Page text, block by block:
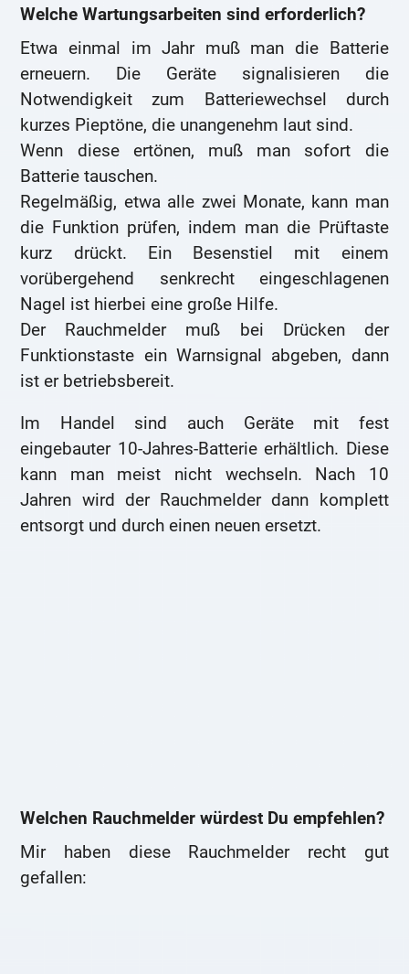
Welche Wartungsarbeiten sind erforderlich?
Etwa einmal im Jahr muß man die Batterie
erneuern. Die Geräte signalisieren die
Notwendigkeit zum Batteriewechsel durch
kurzes Pieptöne, die unangenehm laut sind.
Wenn diese ertönen, muß man sofort die
Batterie tauschen.
Regelmäßig, etwa alle zwei Monate, kann man
die Funktion prüfen, indem man die Prüftaste
kurz drückt. Ein Besenstiel mit einem
vorübergehend senkrecht eingeschlagenen
Nagel ist hierbei eine große Hilfe.
Der Rauchmelder muß bei Drücken der
Funktionstaste ein Warnsignal abgeben, dann
ist er betriebsbereit.
Im Handel sind auch Geräte mit fest
eingebauter 10-Jahres-Batterie erhältlich. Diese
kann man meist nicht wechseln. Nach 10
Jahren wird der Rauchmelder dann komplett
entsorgt und durch einen neuen ersetzt.
Welchen Rauchmelder würdest Du empfehlen?
Mir haben diese Rauchmelder recht gut
gefallen: